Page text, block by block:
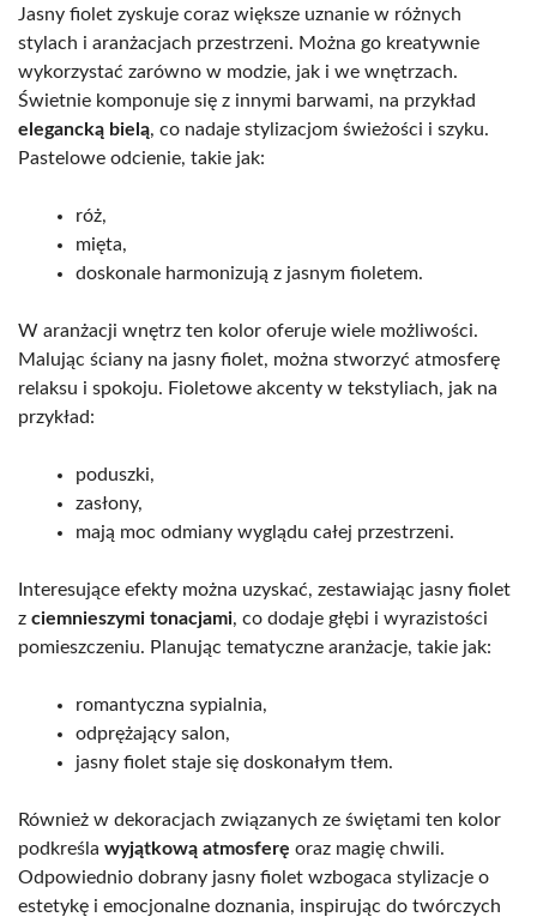
Jasny fiolet zyskuje coraz większe uznanie w różnych
stylach i aranżacjach przestrzeni. Można go kreatywnie
wykorzystać zarówno w modzie, jak i we wnętrzach.
Świetnie komponuje się z innymi barwami, na przykład
elegancką bielą, co nadaje stylizacjom świeżości i szyku.
Pastelowe odcienie, takie jak:
róż,
mięta,
doskonale harmonizują z jasnym fioletem.
W aranżacji wnętrz ten kolor oferuje wiele możliwości.
Malując ściany na jasny fiolet, można stworzyć atmosferę
relaksu i spokoju. Fioletowe akcenty w tekstyliach, jak na
przykład:
poduszki,
zasłony,
mają moc odmiany wyglądu całej przestrzeni.
Interesujące efekty można uzyskać, zestawiając jasny fiolet
z ciemnieszymi tonacjami, co dodaje głębi i wyrazistości
pomieszczeniu. Planując tematyczne aranżacje, takie jak:
romantyczna sypialnia,
odprężający salon,
jasny fiolet staje się doskonałym tłem.
Również w dekoracjach związanych ze świętami ten kolor
podkreśla wyjątkową atmosferę oraz magię chwili.
Odpowiednio dobrany jasny fiolet wzbogaca stylizacje o
estetykę i emocjonalne doznania, inspirując do twórczych